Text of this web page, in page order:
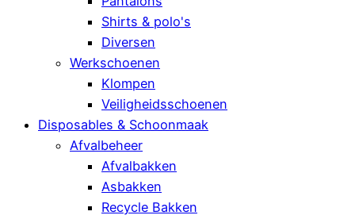
Shirts & polo's
Diversen
Werkschoenen
Klompen
Veiligheidsschoenen
Disposables & Schoonmaak
Afvalbeheer
Afvalbakken
Asbakken
Recycle Bakken